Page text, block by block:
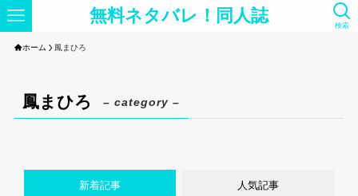
無料ネタバレ！同人誌 検索
ホーム 鳳まひろ
鳳まひろ – category –
新着記事 人気記事